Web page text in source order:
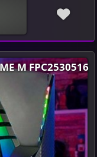
M FPC2530516